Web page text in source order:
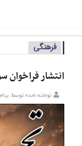
فرهنگی
انتشار فراخوان
نوشته شده توسط: